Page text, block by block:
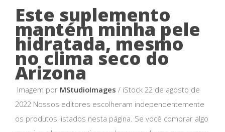
Este suplemento
mantém minha pele
hidratada, mesmo
no clima seco do
Arizona
Imagem por MStudioImages / iStock 22 de agosto de
2022 Nossos editores escolheram independentemente
os produtos listados nesta página. Se você comprar algo